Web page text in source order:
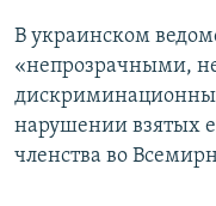
В украинском
«непрозрачными,
нарушении взятых
членства во